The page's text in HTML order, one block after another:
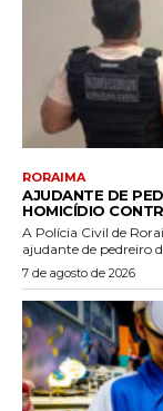
RORAIMA
AJUDANTE DE
HOMICÍDIO
A Polícia Civil de
ajudante de pedreiro
7 de agosto de 2026